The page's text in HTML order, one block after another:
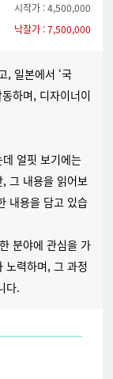
시작가 : 4,500,000
낙찰가 : 7,500,000
, 일본에서 ‘국
하며, 디자이너이
얼핏 보기에는
그 내용을 읽어보
내용을 담고 있습
분야에 관심을 가
노력하며, 그 과정
다.